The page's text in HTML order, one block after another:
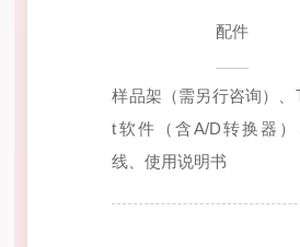
配件
样品架（需另行咨询）
t软件（含A/D转换器）
线、使用说明书